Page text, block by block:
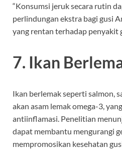
“Konsumsi jeruk secara rutin
perlindungan ekstra bagi gusi
yang rentan terhadap penyakit
7. Ikan
Ikan berlemak seperti salmon,
akan asam lemak omega-3,
antiinflamasi. Penelitian
dapat membantu mengurangi
mempromosikan kesehatan